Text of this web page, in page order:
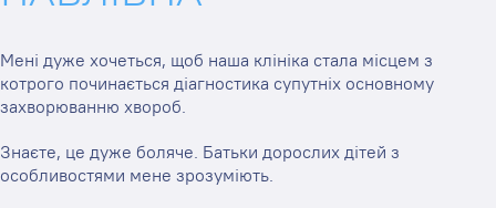
Мені дуже хочеться, щоб наша клініка стала місцем з
котрого починається діагностика супутніх основному
захворюванню хвороб.
Знаєте, це дуже боляче. Батьки дорослих дітей з
особливостями мене зрозуміють.